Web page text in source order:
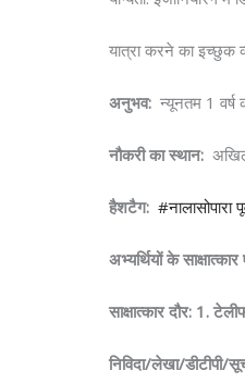
यात्रा करने का इच्छुक
अनुभव: न्यूनतम 1
नौकरी का स्थान:
हैशटैग: #नालासोपारा
अभ्यर्थियों के
साक्षात्कार दौर: 1.
निविदा/लेखा/डीटीपी/